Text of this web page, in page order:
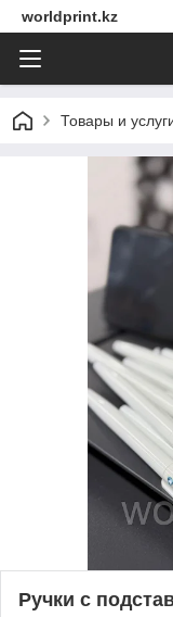
worldprint.kz
Товары и
Ручки с